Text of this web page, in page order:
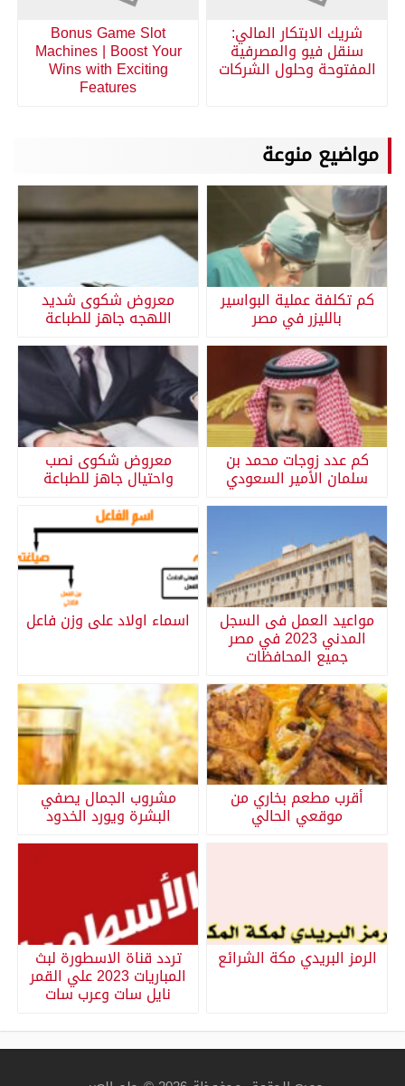
شريك الابتكار المالي:
سنقل فيو والمصرفية
المفتوحة وحلول الشركات
Bonus Game Slot
Machines | Boost Your
Wins with Exciting
Features
مواضيع منوعة
كم تكلفة عملية البواسير
بالليزر في مصر
معروض شكوى شديد
اللهجه جاهز للطباعة
كم عدد زوجات محمد بن
سلمان الأمير السعودي
معروض شكوى نصب
واحتيال جاهز للطباعة
مواعيد العمل فى السجل
المدني 2023 في مصر
جميع المحافظات
اسماء اولاد على وزن فاعل
أقرب مطعم بخاري من
موقعي الحالي
مشروب الجمال يصفي
البشرة ويورد الخدود
الرمز البريدي مكة الشرائع تردد قناة الاسطورة لبث
المباريات 2023 علي القمر
نايل سات وعرب سات